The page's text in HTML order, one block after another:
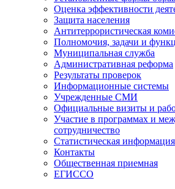
Оценка эффективности
Защита населения
Антитеррористическая
Полномочия, задачи и
Муниципальная служба
Административная реформа
Результаты проверок
Информационные системы
Учрежденные СМИ
Официальные визиты и
Участие в программах и
сотрудничество
Статистическая информация
Контакты
Общественная приемная
ЕГИССО